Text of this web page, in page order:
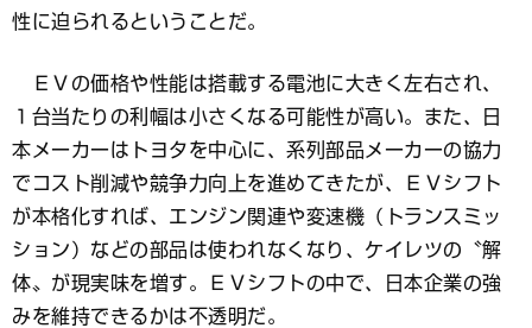
性に迫られるということだ。
ＥＶの価格や性能は搭載する電池に大きく左右され、
１台当たりの利幅は小さくなる可能性が高い。また、日
本メーカーはトヨタを中心に、系列部品メーカーの協力
でコスト削減や競争力向上を進めてきたが、ＥＶシフト
が本格化すれば、エンジン関連や変速機（トランスミッ
ション）などの部品は使われなくなり、ケイレツの〝解
体〟が現実味を増す。ＥＶシフトの中で、日本企業の強
みを維持できるかは不透明だ。